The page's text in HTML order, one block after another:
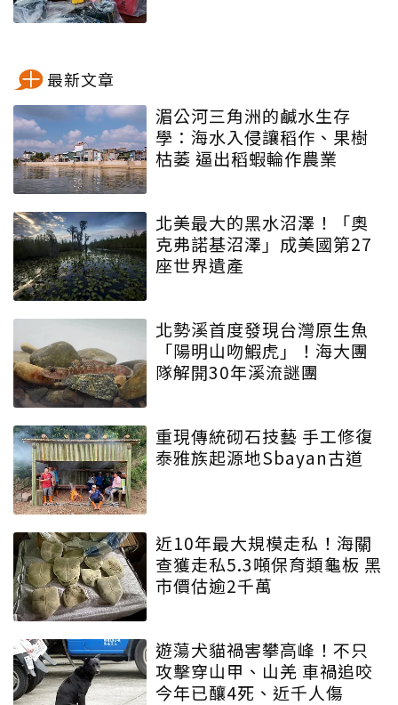
最新文章
湄公河三角洲的鹹水生存
學：海水入侵讓稻作、果樹
枯萎 逼出稻蝦輪作農業
北美最大的黑水沼澤！「奧
克弗諾基沼澤」成美國第27
座世界遺產
北勢溪首度發現台灣原生魚
「陽明山吻鰕虎」！海大團
隊解開30年溪流謎團
重現傳統砌石技藝 手工修復
泰雅族起源地Sbayan古道
近10年最大規模走私！海關
查獲走私5.3噸保育類龜板 黑
市價估逾2千萬
遊蕩犬貓禍害攀高峰！不只
攻擊穿山甲、山羌 車禍追咬
今年已釀4死、近千人傷